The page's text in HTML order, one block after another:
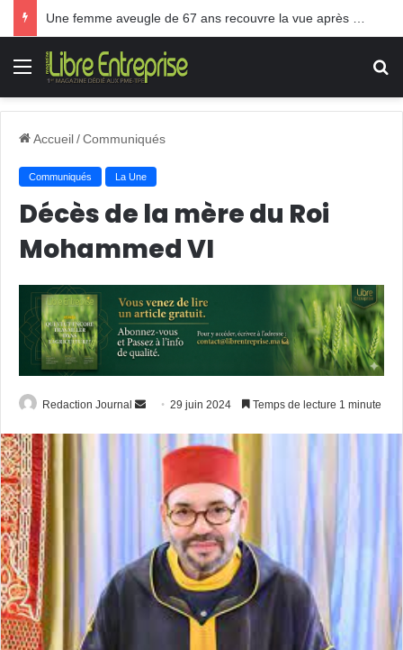
Menu
Accueil/Communiqués
Communiqués La Une
Décès de la mère du Roi
Mohammed VI
Redaction Journal
Envoyer
courriel
29 juin 2024 Temps de lecture 1 minute